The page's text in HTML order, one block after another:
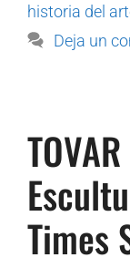
historia del
Deja un
Times